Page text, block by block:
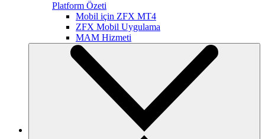
Platform Özeti
Mobil için ZFX MT4
ZFX Mobil Uygulama
MAM Hizmeti